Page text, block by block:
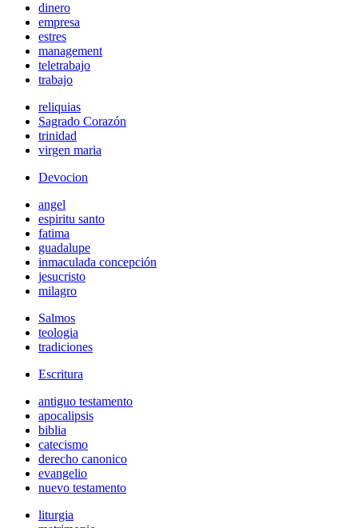
dinero
empresa
estres
management
teletrabajo
trabajo
reliquias
Sagrado Corazón
trinidad
virgen maria
Devocion
angel
espiritu santo
fatima
guadalupe
inmaculada concepción
jesucristo
milagro
Salmos
teologia
tradiciones
Escritura
antiguo testamento
apocalipsis
biblia
catecismo
derecho canonico
evangelio
nuevo testamento
liturgia